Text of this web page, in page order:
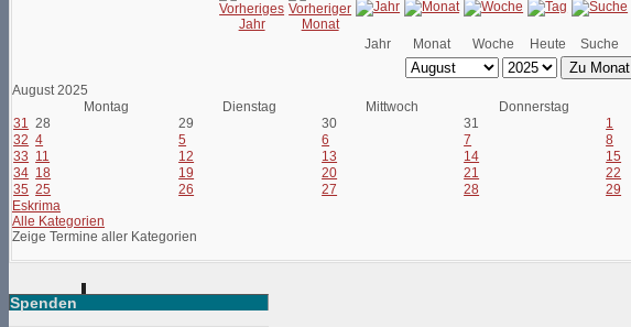
Jahr Monat Woche Heute Suche
Zu Monat
August 2025
Montag
Dienstag Mittwoch Donnerstag
31 28 29 30 31 1
32 4 5 6 7 8
33 11 12 13 14 15
34 18 19 20 21 22
35 25 26 27 28 29
Eskrima
Alle Kategorien
Zeige Termine aller Kategorien
Spenden